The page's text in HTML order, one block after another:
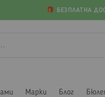
БЕЗПЛАТНА
Марки Блог